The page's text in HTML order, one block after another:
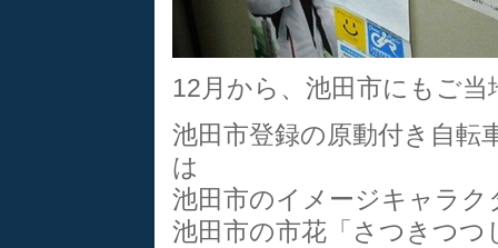
12月から、池田市にもご
池田市登録の原動付き自
は
池田市のイメージキャラ
池田市の市花「さつきつ